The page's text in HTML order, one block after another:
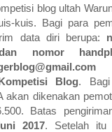
blog ultah
kuis. Bagi para
data diri berupa:
nomor
Blog. Bagi
akan dikenakan
Batas
2017. Setelah itu